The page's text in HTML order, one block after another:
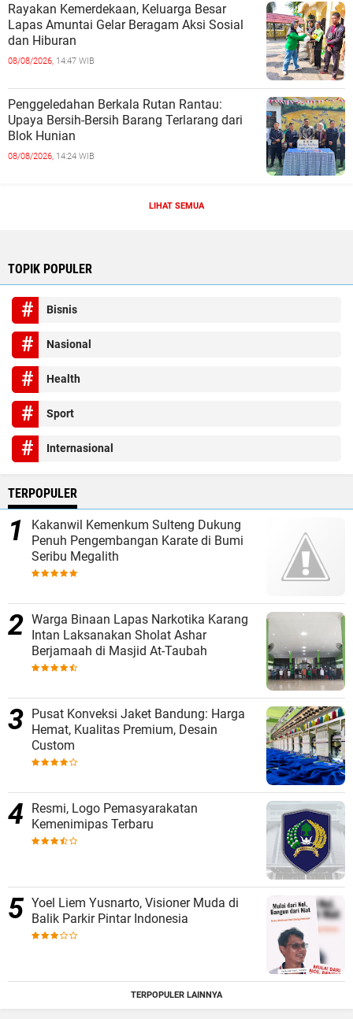
Rayakan Kemerdekaan, Keluarga Besar
Lapas Amuntai Gelar Beragam Aksi Sosial
dan Hiburan
08/08/2026, 14:47 WIB
Penggeledahan Berkala Rutan Rantau:
Upaya Bersih-Bersih Barang Terlarang dari
Blok Hunian
08/08/2026, 14:24 WIB
LIHAT SEMUA
TOPIK POPULER
Bisnis
Nasional
Health
Sport
Internasional
TERPOPULER
Kakanwil Kemenkum Sulteng Dukung
Penuh Pengembangan Karate di Bumi
Seribu Megalith
Warga Binaan Lapas Narkotika Karang
Intan Laksanakan Sholat Ashar
Berjamaah di Masjid At-Taubah
Pusat Konveksi Jaket Bandung: Harga
Hemat, Kualitas Premium, Desain
Custom
Resmi, Logo Pemasyarakatan
Kemenimipas Terbaru
Yoel Liem Yusnarto, Visioner Muda di
Balik Parkir Pintar Indonesia
TERPOPULER LAINNYA